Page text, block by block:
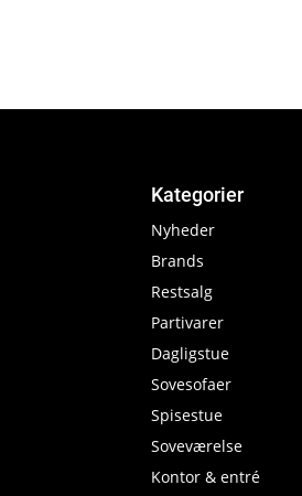
Kategorier
Nyheder
Brands
Restsalg
Partivarer
Dagligstue
Sovesofaer
Spisestue
Soveværelse
Kontor & entré